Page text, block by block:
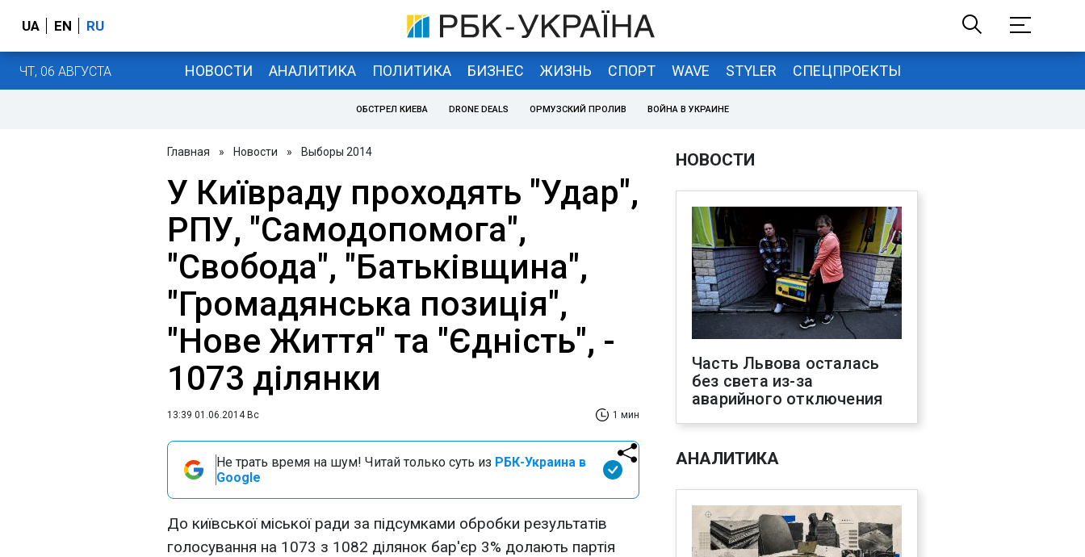
UA EN RU
ЧТ, 06 АВГУСТА НОВОСТИ АНАЛИТИКА ПОЛИТИКА БИЗНЕС ЖИЗНЬ СПОРТ WAVE STYLER СПЕЦПРОЕКТЫ
ОБСТРЕЛ КИЕВА DRONE DEALS ОРМУЗСКИЙ ПРОЛИВ ВОЙНА В УКРАИНЕ
Главная » Новости » Выборы 2014
У Київраду проходять "Удар",
РПУ, "Самодопомога",
"Свобода", "Батьківщина",
"Громадянська позиція",
"Нове Життя" та "Єдність", -
1073 ділянки
13:39 01.06.2014 Вс 1 мин
Не трать время на шум! Читай только суть из РБК-Украина в
Google
До київської міської ради за підсумками обробки результатів
голосування на 1073 з 1082 ділянок бар'єр 3% долають партія
НОВОСТИ
Часть Львова осталась
без света из-за
аварийного отключения
АНАЛИТИКА